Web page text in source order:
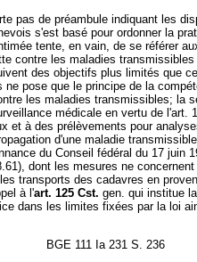
pas de préambule indiquant les
s'est basé pour ordonner la
tente, en vain, de se référer
contre les maladies
des objectifs plus limités que
ne pose que le principe de la
les maladies transmissibles; la
médicale en vertu de l'art.
et à des prélèvements pour
d'une maladie
du Conseil fédéral du 17 juin
dont les mesures ne
transports des cadavres en
à l'art. 125 Cst. gen. qui institue
dans les limites fixées par la loi
BGE 111 Ia 231 S. 236